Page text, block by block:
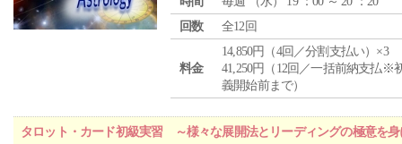
回数
全12回
料金
14,850円（4回／分割支払い）×3
41,250円（12回／一括前納支払※
義開始前まで）
タロット・カード初級実習 ～様々な展開法とリーディングの極意を身